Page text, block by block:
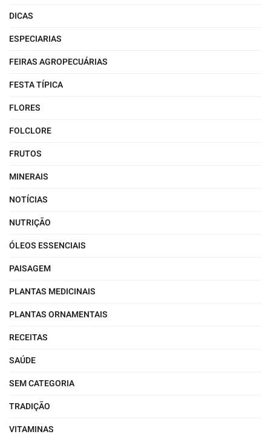
DICAS
ESPECIARIAS
FEIRAS AGROPECUÁRIAS
FESTA TÍPICA
FLORES
FOLCLORE
FRUTOS
MINERAIS
NOTÍCIAS
NUTRIÇÃO
ÓLEOS ESSENCIAIS
PAISAGEM
PLANTAS MEDICINAIS
PLANTAS ORNAMENTAIS
RECEITAS
SAÚDE
SEM CATEGORIA
TRADIÇÃO
VITAMINAS